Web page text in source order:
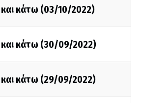
κάτω (03/10/2022)
κάτω (30/09/2022)
κάτω (29/09/2022)